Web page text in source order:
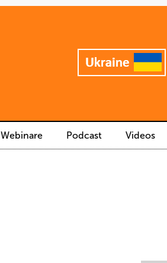
Webinare Podcast Videos